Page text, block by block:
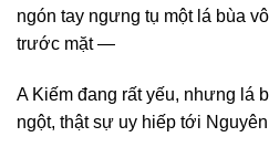
ngón tay ngưng tụ một lá bùa
trước mặt —
A Kiếm đang rất yếu, nhưng lá
ngột, thật sự uy hiếp tới